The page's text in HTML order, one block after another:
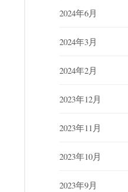
2024年6月
2024年3月
2024年2月
2023年12月
2023年11月
2023年10月
2023年9月